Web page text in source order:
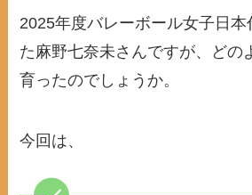
2025年度バレーボール女子日
た麻野七奈未さんですが、どの
育ったのでしょうか。
今回は、